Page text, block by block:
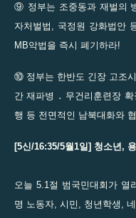
⑨ 정부는 조중동과 재벌의
자처벌법, 국정원 강화법안
MB악법을 즉시 폐기하라!
⑩ 정부는 한반도 긴장 고조
간 재파병 ․ 무건리훈련장
행 등 전면적인 남북대화와
[5신/16:35/5월1일] 청소년,
오늘 5.1절 범국민대회가 열
명 노동자, 시민, 청년학생,